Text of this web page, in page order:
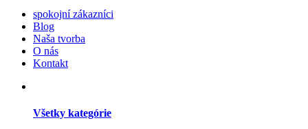
spokojní zákazníci
Blog
Naša tvorba
O nás
Kontakt
Všetky kategórie